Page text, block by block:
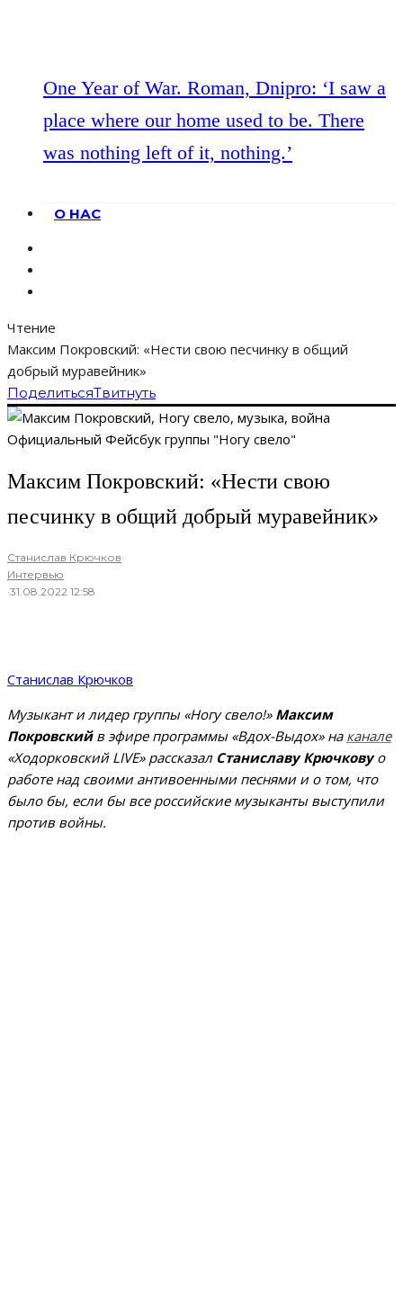
One Year of War. Roman, Dnipro: ‘I saw a
place where our home used to be. There
was nothing left of it, nothing.’
О НАС
Чтение
Максим Покровский: «Нести свою песчинку в общий
добрый муравейник»
ПоделитьсяТвитнуть
Официальный Фейсбук группы "Ногу свело"
Максим Покровский: «Нести свою
песчинку в общий добрый муравейник»
Станислав Крючков·
Интервью
·31.08.2022 12:58
Станислав Крючков
Музыкант и лидер группы «Ногу свело!» Максим
Покровскийв эфире программы «Вдох-Выдох» на канале
«Ходорковский LIVE» рассказал Станиславу Крючковуо
работе над своими антивоенными песнями и о том, что
было бы, если бы все российские музыканты выступили
против войны.